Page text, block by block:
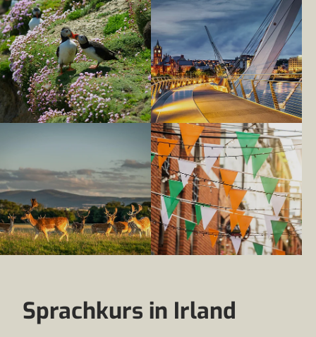
Sprachkurs in Irland